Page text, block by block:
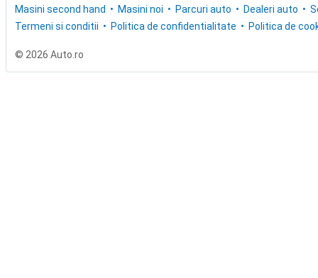
Masini second hand Masini noi Parcuri auto Dealeri auto
Termeni si conditii
Politica de confidentialitate Politica de
© 2026 Auto.ro